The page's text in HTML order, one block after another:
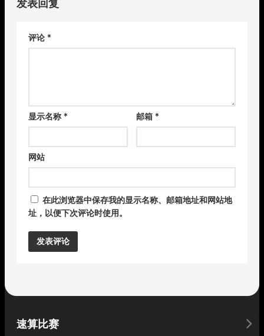
发表回复
评论 *
显示名称 * 邮箱*
网站
在此浏览器中保存我的显示名称、邮箱地址和网站地
址，以便下次评论时使用。
速算比赛